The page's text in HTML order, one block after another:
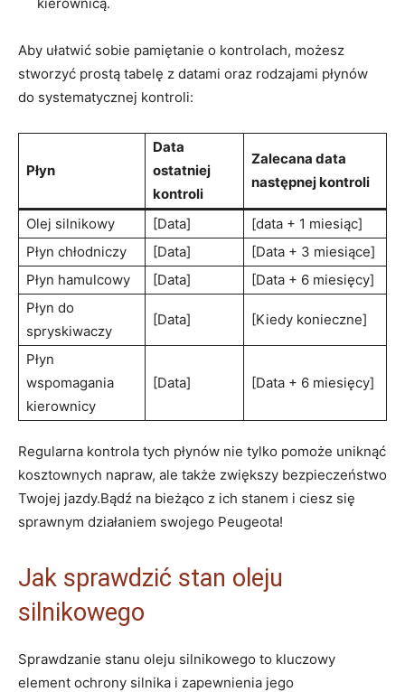
Aby ułatwić sobie pamiętanie o kontrolach, możesz
stworzyć prostą tabelę z datami oraz rodzajami płynów
do systematycznej kontroli:
Płyn
Data
ostatniej
kontroli
Zalecana data
następnej kontroli
Olej silnikowy [Data]
[data + 1 miesiąc]
Płyn chłodniczy
[Data]
[Data + 3 miesiące]
Płyn hamulcowy
[Data]
[Data + 6 miesięcy]
Płyn do
spryskiwaczy
[Data] [Kiedy konieczne]
Płyn
wspomagania
kierownicy
[Data] [Data + 6 miesięcy]
Regularna kontrola tych płynów nie tylko pomoże uniknąć
kosztownych napraw, ale także zwiększy bezpieczeństwo
Twojej jazdy.Bądź na bieżąco z ich stanem i ciesz się
sprawnym działaniem swojego Peugeota!
Jak sprawdzić stan oleju
silnikowego
Sprawdzanie stanu oleju silnikowego to kluczowy
element ochrony silnika i zapewnienia jego